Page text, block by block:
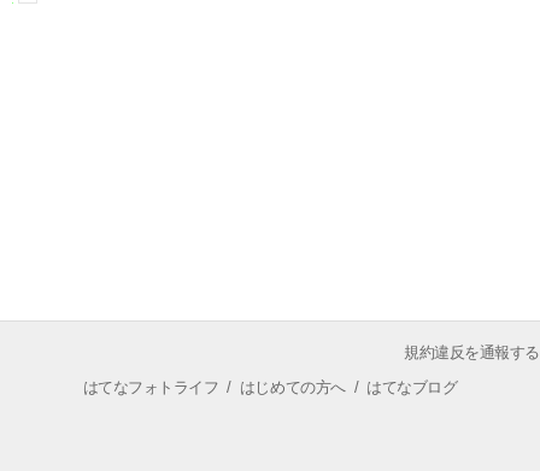
規約違反を通報する
はてなフォトライフ / はじめての方へ/ はてなブログ